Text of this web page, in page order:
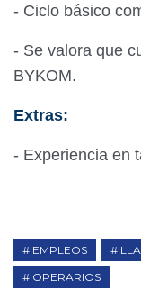
- Ciclo básico
- Se valora que
BYKOM.
Extras:
- Experiencia en
EMPLEOS
OPERARIOS